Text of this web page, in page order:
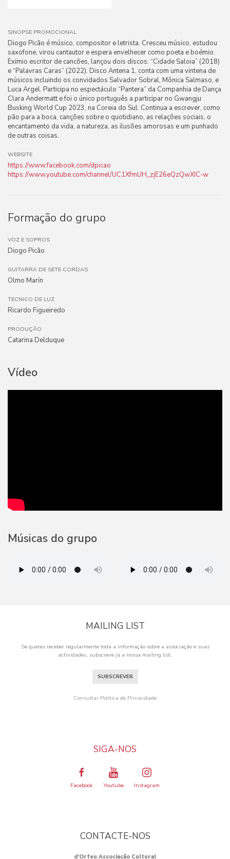
SINOPSE PROMOCIONAL
Diogo Picão é músico, compositor e letrista. Cresceu músico, estudou
saxofone, virou cantautor e espera envelhecer como poeta e boémio.
Exímio escritor de cancões, lançou dois discos: “Cidade Saloia” (2018)
e “Palavras Caras” (2022). Disco Antena 1, conta com uma vintena de
músicos incluindo os convidados Salvador Sobral, Mônica Salmaso, e
Luca Argel. Participa no espectáculo “Pantera” da Companhia de Dança
Clara Andermatt e foi o único português a participar no Gwangju
Busking World Cup 2023, na Coreia do Sul. Continua a escrever, como
pão para a boca, canções sobre o quotidiano, as relações sociais, o
encantamento da vida, a natureza, as ilusões amorosas e um punhado
de outras coisas.
WEBSITE
https://www.facebook.com/dpicao
https://www.youtube.com/channel/UC1XfmUH_zjE26eQzQwXIC-w
Formação do grupo
VOZ E SOPROS
Diogo Picão
GUITARRA DE SETE CORDAS
Olmo Marín
TECNICO DE LUZ
Ricardo Figueiredo
PRODUÇÃO
Catarina Delduque
Vídeo
Músicas do grupo
MAILING LIST
Se queres receber regularmente toda a informação sobre a associação e suas
actividades, subscreve já a nossa mailing list.
SUBSCREVER
Consultar Política de Privacidade
SIGA-NOS
Facebook Youtube Instagram
CONTACTE-NOS
d’Orfeu Associação Cultural